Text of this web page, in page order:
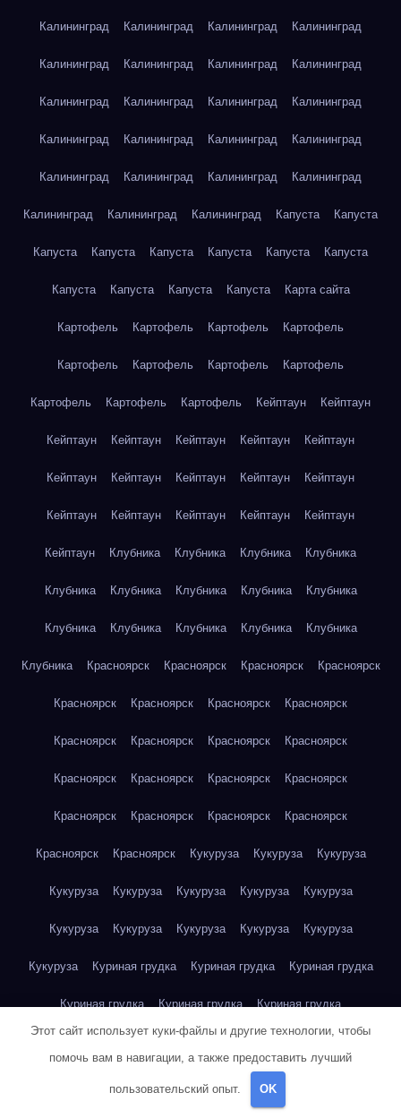
Калининград Калининград Калининград Калининград
Калининград Калининград Калининград Калининград
Калининград Калининград Калининград Калининград
Калининград Калининград Калининград Калининград
Калининград Калининград Калининград Калининград
Калининград Калининград Калининград Капуста Капуста
Капуста Капуста Капуста Капуста Капуста Капуста
Капуста Капуста Капуста Капуста Карта сайта
Картофель Картофель Картофель Картофель
Картофель Картофель Картофель Картофель
Картофель Картофель Картофель Кейптаун Кейптаун
Кейптаун Кейптаун Кейптаун Кейптаун Кейптаун
Кейптаун Кейптаун Кейптаун Кейптаун Кейптаун
Кейптаун Кейптаун Кейптаун Кейптаун Кейптаун
Кейптаун Клубника Клубника Клубника Клубника
Клубника Клубника Клубника Клубника Клубника
Клубника Клубника Клубника Клубника Клубника
Клубника Красноярск Красноярск Красноярск Красноярск
Красноярск Красноярск Красноярск Красноярск
Красноярск Красноярск Красноярск Красноярск
Красноярск Красноярск Красноярск Красноярск
Красноярск Красноярск Красноярск Красноярск
Красноярск Красноярск Кукуруза Кукуруза Кукуруза
Кукуруза Кукуруза Кукуруза Кукуруза Кукуруза
Кукуруза Кукуруза Кукуруза Кукуруза Кукуруза
Кукуруза Куриная грудка Куриная грудка Куриная грудка
Куриная грудка Куриная грудка Куриная грудка
Куриная грудка Куриная грудка
Этот сайт использует куки-файлы и другие технологии, чтобы
помочь вам в навигации, а также предоставить лучший
пользовательский опыт. OK